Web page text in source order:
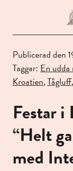
Publicerad den
Taggar: En udda
Kroatien,Tågluff,
Festar
“Helt
med